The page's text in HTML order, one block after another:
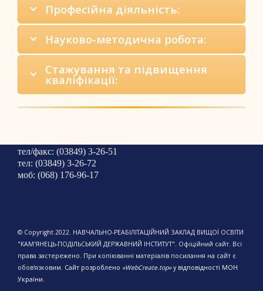
Професійна діяльність:
Науково-методична робота:
Стажування та підвищення
кваліфікації:
тел/факс: (03849) 3-26-51
тел: (03849) 3-26-72
моб: (068) 176-96-17
© Copyright 2022. НАВЧАЛЬНО-РЕАБІЛІТАЦІЙНИЙ ЗАКЛАД ВИЩОЇ ОСВІТИ
"КАМ'ЯНЕЦЬ-ПОДІЛЬСЬКИЙ ДЕРЖАВНИЙ ІНСТИТУТ". Офіційний сайт. Всі
права застережено. При копіюванні матеріалів посилання на сайт є
обов'язковим. Сайт розроблено «WebCreate.top»у відповідності МОН
України.